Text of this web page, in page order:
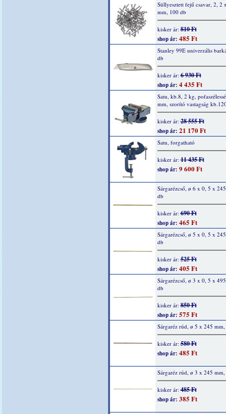
Süllyesztett fejű csavar, 2, 2
mm, 100 db
kisker ár:810 Ft
shop ár: 485 Ft
Stanley 99E univerzális
db
kisker ár:6 930 Ft
shop ár: 4 435 Ft
Satu, kb.8, 2 kg,
mm, szorító vastagság
kisker ár:28 555 Ft
shop ár: 21 170 Ft
Satu, forgatható
kisker ár:11 435 Ft
shop ár: 9 600 Ft
Sárgarézcső, ø 6 x 0, 5 x
db
kisker ár:690 Ft
shop ár: 465 Ft
Sárgarézcső, ø 5 x 0, 5 x
db
kisker ár:525 Ft
shop ár: 405 Ft
Sárgarézcső, ø 3 x 0, 5 x
db
kisker ár:850 Ft
shop ár: 575 Ft
Sárgaréz rúd, ø 5 x 245
kisker ár:580 Ft
shop ár: 485 Ft
Sárgaréz rúd, ø 3 x 245
kisker ár:485 Ft
shop ár: 385 Ft